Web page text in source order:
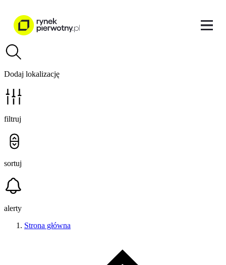
Dodaj lokalizację
filtruj
sortuj
alerty
Strona główna